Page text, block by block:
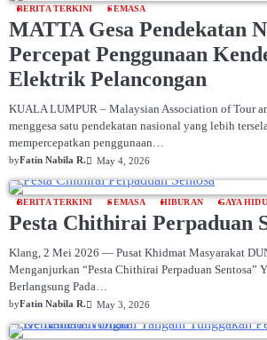
BERITA TERKINI SEMASA
MATTA Gesa Pendekatan
Percepat Penggunaan
Elektrik Pelancongan
KUALA LUMPUR – Malaysian Association of Tour
menggesa satu pendekatan nasional yang lebih
mempercepatkan penggunaan…
byFatin Nabila R. May 4, 2026
BERITA TERKINI SEMASA HIBURAN GAYA
Pesta Chithirai Perpaduan
Klang, 2 Mei 2026 — Pusat Khidmat Masyarakat
Menganjurkan “Pesta Chithirai Perpaduan Sentosa”
Berlangsung Pada…
byFatin Nabila R. May 3, 2026